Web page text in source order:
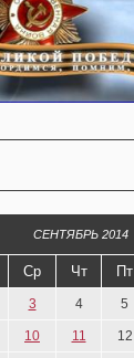
СЕНТЯБРЬ 2014
Ср Чт Пт
3 4 5
10 11 12